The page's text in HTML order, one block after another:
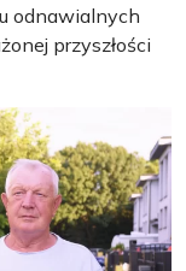
odnawialnych
przyszłości